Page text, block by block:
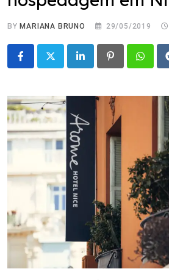
BY MARIANA BRUNO 29/05/2019
LinkedIn Pinterest